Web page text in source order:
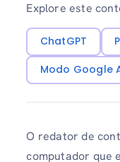
Explore este
ChatGPT
Modo Google
O redator de
computador que